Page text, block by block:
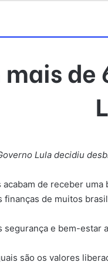
de
Lula decidiu
de receber
de muitos
segurança e bem-
são os valores